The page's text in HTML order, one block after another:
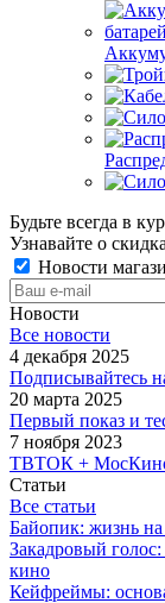
Будьте всегда в
Узнавайте о
Новости
Новости
Все новости
4 декабря 2025
Подписывайтесь
20 марта 2025
Первый показ и
7 ноября 2023
ТВТОК +
Статьи
Все статьи
Байопик: жизнь на
Закадровый
кино
Кейфреймы: